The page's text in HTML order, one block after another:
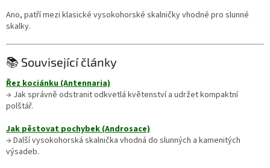
Ano, patří mezi klasické vysokohorské skalničky vhodné pro slunné
skalky.
📚 Související články
Řez kociánku (Antennaria)
→ Jak správně odstranit odkvetlá květenství a udržet kompaktní
polštář.
Jak pěstovat pochybek (Androsace)
→ Další vysokohorská skalnička vhodná do slunných a kamenitých
výsadeb.